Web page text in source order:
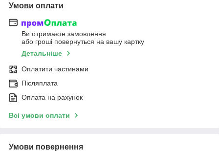
Умови оплати
Ви отримаєте замовлення
або гроші повернуться на вашу картку
Детальніше
Оплатити частинами
Післяплата
Оплата на рахунок
Всі умови оплати
Умови повернення